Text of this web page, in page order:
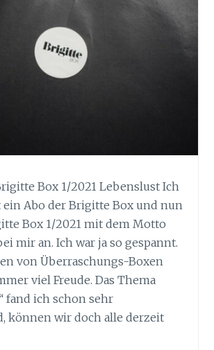
Box 1/2021 Lebenslust Ich
ein Abo der Brigitte Box und nun
Box 1/2021 mit dem Motto
mir an. Ich war ja so gespannt.
von Überraschungs-Boxen
viel Freude. Das Thema
fand ich schon sehr
können wir doch alle derzeit